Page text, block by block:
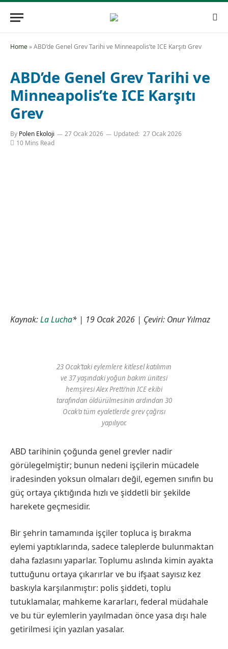
Home»ABD’de Genel Grev Tarihi ve Minneapolis’te ICE Karşıtı Grev
ABD’de Genel Grev Tarihi ve
Minneapolis’te ICE Karşıtı
Grev
By Polen Ekoloji 27 Ocak 2026 Updated: 27 Ocak 2026
10 Mins Read
Kaynak:La Lucha* | 19 Ocak 2026 | Çeviri: Onur Yılmaz
23 Ocak’taki eylemlere kitlesel katılımın
ve 37 yaşındaki yoğun bakım ünitesi
hemşiresi Alex Pretti’nin ICE ekibi
tarafından öldürülmesinin ardından 30
Ocak’a tüm eyaletlerde grev çağrısı
yapılıyor.
ABD tarihinin çoğunda genel grevler nadir
görülegelmiştir; bunun nedeni işçilerin mücadele
iradesinden yoksun olmaları değil, egemen sınıfın bu
güç ortaya çıktığında hızlı ve şiddetli bir şekilde
harekete geçmesidir.
Bir şehrin tamamında işçiler topluca iş bırakma
eylemi yaptıklarında, sadece taleplerde bulunmaktan
daha fazlasını yaparlar. Toplumu aslında kimin ayakta
tuttuğunu ortaya çıkarırlar ve bu ifşaat sayısız kez
baskıyla karşılanmıştır: polis şiddeti, toplu
tutuklamalar, mahkeme kararları, federal müdahale
ve bu tür eylemlerin yayılmadan önce yasa dışı hale
getirilmesi için yazılan yasalar.